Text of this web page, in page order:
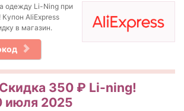
одежду Li-Ning при
AliExpress
в магазин.
350 ₽ Li-ning!
июля 2025